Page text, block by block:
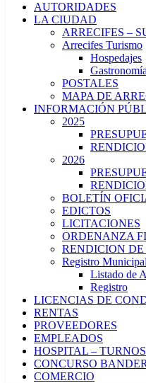
AUTORIDADES
LA CIUDAD
ARRECIFES –
Arrecifes Turismo
Hospedajes
Gastronomía
POSTALES
MAPA DE
INFORMACIÓN
2025
2026
BOLETÍN
EDICTOS
LICITACIONES
ORDENANZA
RENDICION DE
Registro
Listado de
Registro
LICENCIAS DE
RENTAS
PROVEEDORES
EMPLEADOS
HOSPITAL –
CONCURSO
COMERCIO